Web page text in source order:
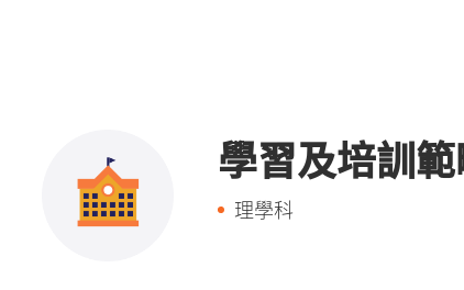
學習及培訓
理學科